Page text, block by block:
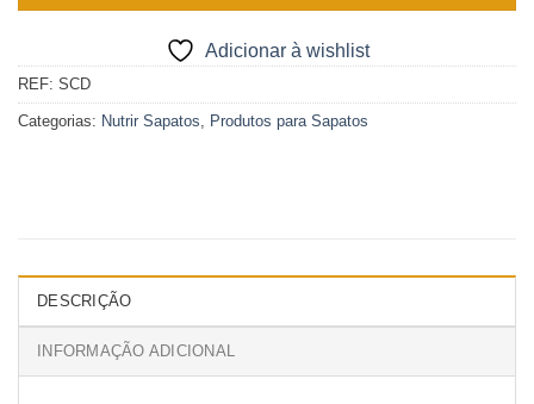
Adicionar à wishlist
REF: SCD
Categorias: Nutrir Sapatos Produtos para Sapatos
DESCRIÇÃO
INFORMAÇÃO ADICIONAL